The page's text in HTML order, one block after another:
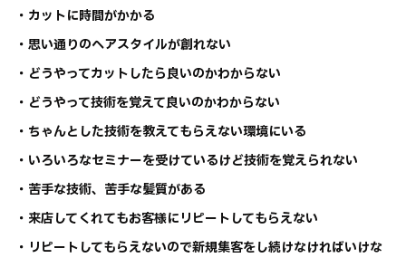
・カットに時間がかかる
・思い通りのヘアスタイルが創れない
・どうやってカットしたら良いのかわからない
・どうやって技術を覚えて良いのかわからない
・ちゃんとした技術を教えてもらえない環境にいる
・いろいろなセミナーを受けているけど技術を覚えられない
・苦手な技術、苦手な髪質がある
・来店してくれてもお客様にリピートしてもらえない
・リピートしてもらえないので新規集客をし続けなければいけな